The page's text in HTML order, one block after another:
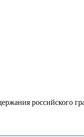
российского